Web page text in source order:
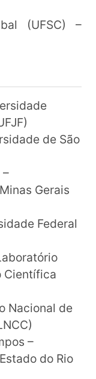
(UFSC) –
de São
Gerais
Federal
Científica
Nacional de
–
do Rio